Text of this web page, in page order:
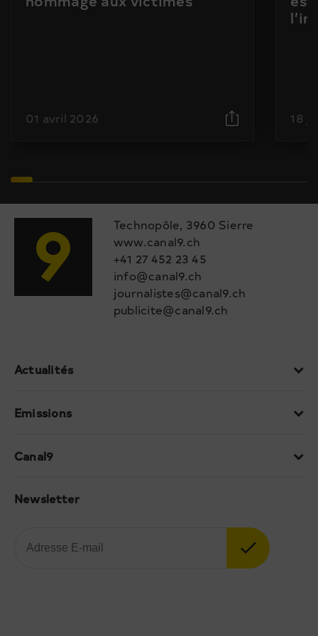
01 avril 2026 18
Technopôle, 3960 Sierre
www.canal9.ch
+41 27 452 23 45
info@canal9.ch
journalistes@canal9.ch
publicite@canal9.ch
Actualités
Emissions
Canal9
Newsletter